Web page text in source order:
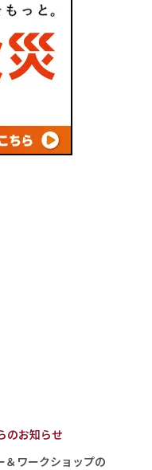
のお知らせ
ワークショップの